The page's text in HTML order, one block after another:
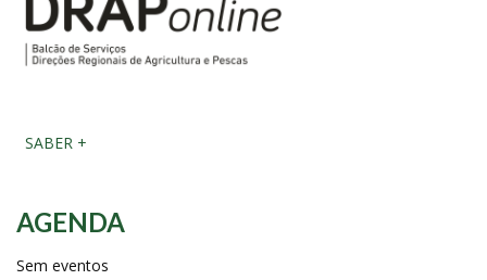
SABER +
AGENDA
Sem eventos